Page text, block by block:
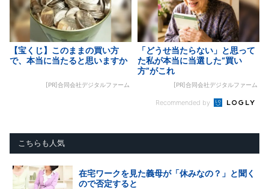
【宝くじ】このままの買い方
で、本当に当たると思いますか
[PR]合同会社デジタルファーム
「どうせ当たらない」と思って
た私が本当に当選した“買い
方”がこれ
[PR]合同会社デジタルファーム
Recommended by
こちらも人気
在宅ワークを見た義母が「休みなの？」と聞く
ので否定すると